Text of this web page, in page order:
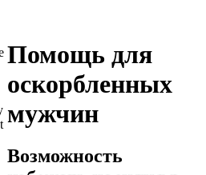
Помощь для
оскорбленных
мужчин
Возможность